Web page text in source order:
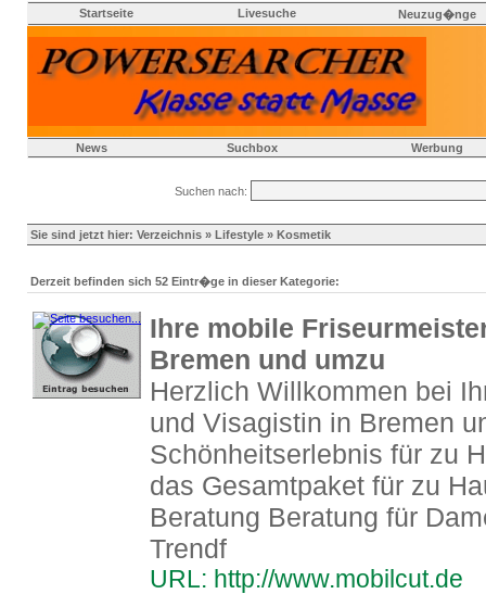
Startseite Livesuche Neuzug�nge
News Suchbox Werbung
Suchen nach:
Sie sind jetzt hier: Verzeichnis » Lifestyle » Kosmetik
Derzeit befinden sich 52 Eintr�ge in dieser Kategorie:
Ihre mobile
Bremen und umzu
Herzlich Willkommen bei
und Visagistin in Bremen
Schönheitserlebnis für zu
das Gesamtpaket für zu
Beratung Beratung für
Trendf
URL: http://www.mobilcut.de